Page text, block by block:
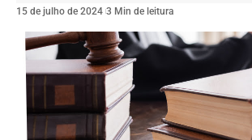
15 de julho de 2024 3 Min de leitura